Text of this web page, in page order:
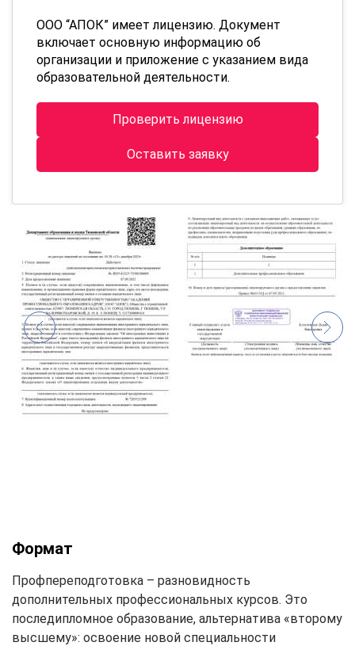
ООО “АПОК” имеет лицензию. Документ
включает основную информацию об
организации и приложение с указанием вида
образовательной деятельности.
Проверить лицензию
Оставить заявку
Формат
Профпереподготовка – разновидность
дополнительных профессиональных курсов. Это
последипломное образование, альтернатива «второму
высшему»: освоение новой специальности